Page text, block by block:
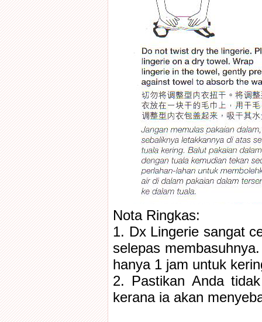
Nota Ringkas:
1. Dx Lingerie sangat
selepas
hanya 1 jam untuk
2. Pastikan Anda
kerana ia akan